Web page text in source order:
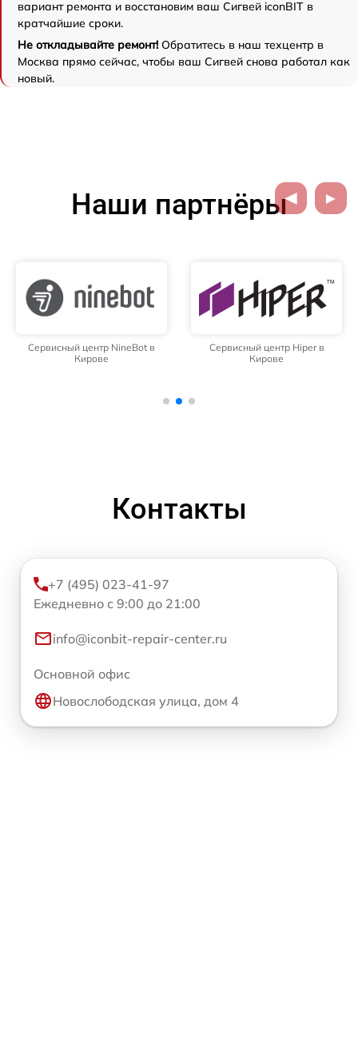
вариант ремонта и восстановим ваш Сигвей iconBIT в
кратчайшие сроки.
Не откладывайте ремонт! Обратитесь в наш техцентр в
Москва прямо сейчас, чтобы ваш Сигвей снова работал как
новый.
Наши партнёры
Сервисный центр NineBot в
Кирове
Сервисный центр Hiper в
Кирове
Контакты
+7 (495) 023-41-97
Ежедневно с 9:00 до 21:00
info@iconbit-repair-center.ru
Основной офис
Новослободская улица, дом 4